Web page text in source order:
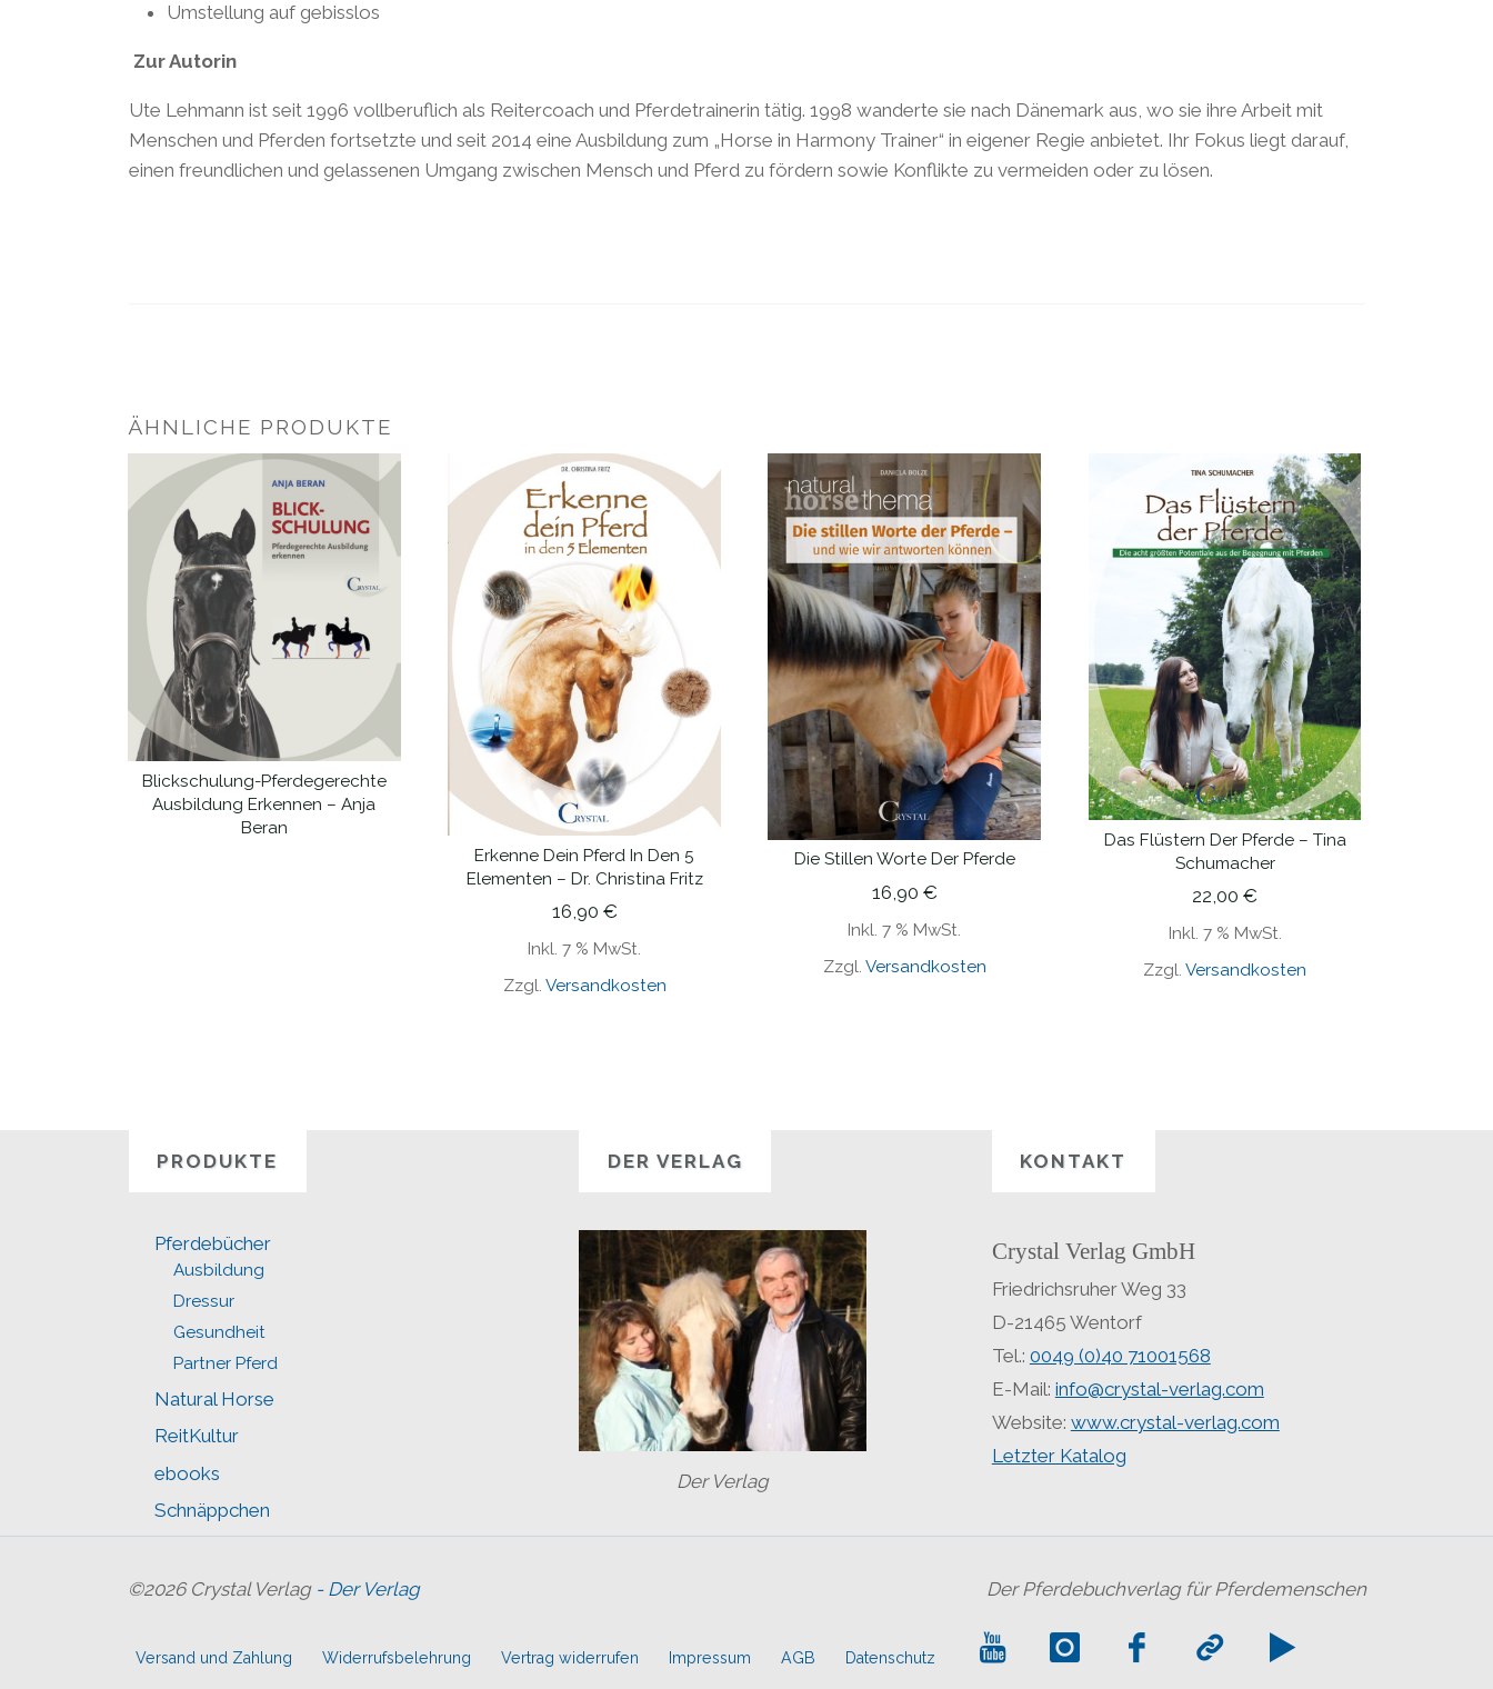
Umstellung auf gebisslos
Zur Autorin
Ute Lehmann ist seit 1996 vollberuflich als Reitercoach und Pferdetrainerin tätig. 1998 wanderte sie nach Dänemark aus, wo sie ihre Arbeit mit
Menschen und Pferden fortsetzte und seit 2014 eine Ausbildung zum „Horse in Harmony Trainer“ in eigener Regie anbietet. Ihr Fokus liegt darauf,
einen freundlichen und gelassenen Umgang zwischen Mensch und Pferd zu fördern sowie Konflikte zu vermeiden oder zu lösen.
ÄHNLICHE PRODUKTE
WEITERLESEN
Blickschulung-Pferdegerechte
Ausbildung Erkennen – Anja
Beran
IN DEN WARENKORB
Erkenne Dein Pferd In Den 5
Elementen – Dr. Christina Fritz
16,90 €
Inkl. 7 % MwSt.
Zzgl. Versandkosten
IN DEN WARENKORB
Die Stillen Worte Der Pferde
16,90 €
Inkl. 7 % MwSt.
Zzgl. Versandkosten
IN DEN WARENKORB
Das Flüstern Der Pferde – Tina
Schumacher
22,00 €
Inkl. 7 % MwSt.
Zzgl. Versandkosten
PRODUKTE
Pferdebücher
Ausbildung
Dressur
Gesundheit
Partner Pferd
Natural Horse
ReitKultur
ebooks
Schnäppchen
DER VERLAG
Der Verlag
KONTAKT
Crystal Verlag GmbH
Friedrichsruher Weg 33
D-21465 Wentorf
Tel.: 0049 (0)40 71001568
E-Mail: info@crystal-verlag.com
Website: www.crystal-verlag.com
Letzter Katalog
©2026 Crystal Verlag - Der Verlag Der Pferdebuchverlag für Pferdemenschen
Versand und Zahlung Widerrufsbelehrung Vertrag widerrufen Impressum AGB Datenschutz